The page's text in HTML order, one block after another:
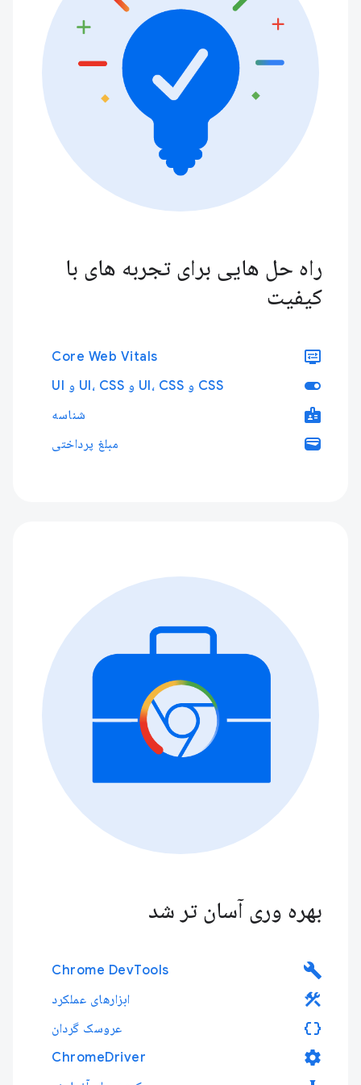
راه حل هایی برای تجربه های با
کیفیت
display_settings
Core Web Vitals
toggle_on CSS و UI، CSS و UI، CSS و UI
badge شناسه
wallet مبلغ پرداختی
بهره وری آسان تر شد
build
Chrome DevTools
construction ابزارهای عملکرد
data_object عروسک گردان
settings
ChromeDriver